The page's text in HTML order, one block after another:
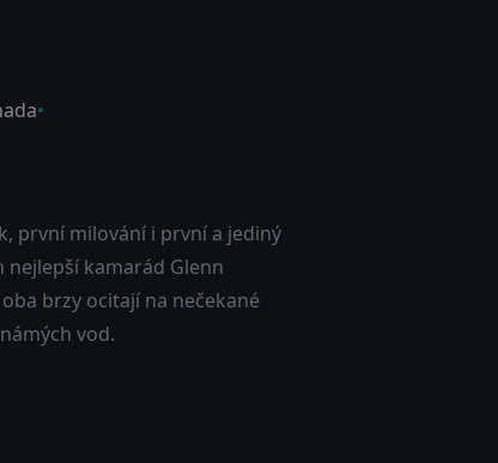
první milování i první a jediný
nejlepší kamarád Glenn
brzy ocitají na nečekané
vod.